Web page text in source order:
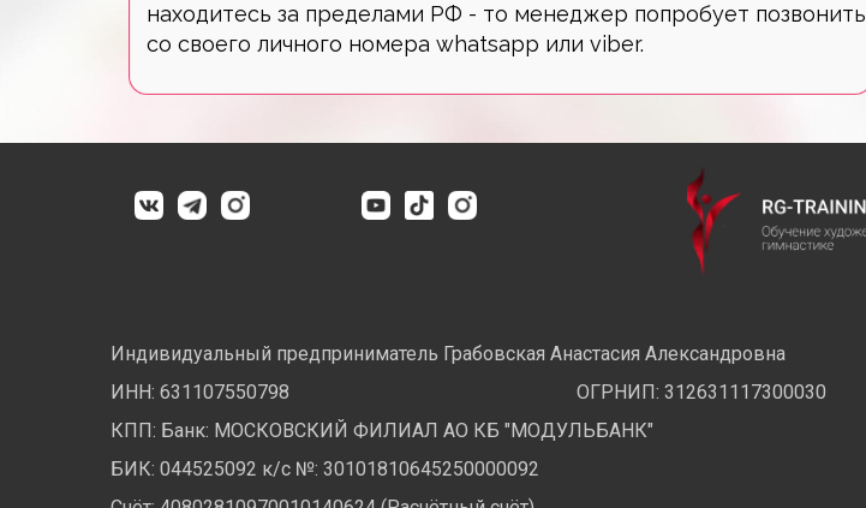
находитесь за пределами РФ - то менеджер попробует позвонить
со своего личного номера whatsapp или viber.
Индивидуальный предприниматель Грабовская Анастасия Александровна
ИНН: 631107550798
ОГРНИП: 312631117300030
КПП: Банк: МОСКОВСКИЙ ФИЛИАЛ АО КБ "МОДУЛЬБАНК"
БИК: 044525092 к/с №: 30101810645250000092